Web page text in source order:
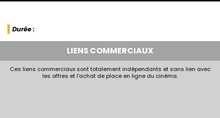
Durée :
LIENS COMMERCIAUX
Ces liens commerciaux sont totalement indépendants et sans lien avec
les offres et l'achat de place en ligne du cinéma.